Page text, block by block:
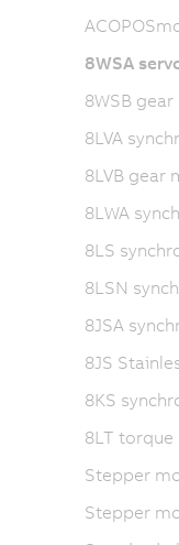
8WSA
8WSB
8LVA
8LVB gear
8LWA
8LS
8LSN
8JSA
8JS
8KS
8LT
Stepper
Stepper